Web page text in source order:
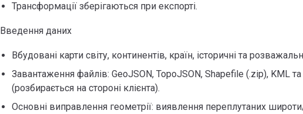
Трансформації зберігаються при експорті.
Введення даних
Вбудовані карти світу, континентів, країн, історичні та
Завантаження файлів: GeoJSON, TopoJSON, Shapefile (.zip), KML та
(розбирається на стороні клієнта).
Основні виправлення геометрії: виявлення переплутаних